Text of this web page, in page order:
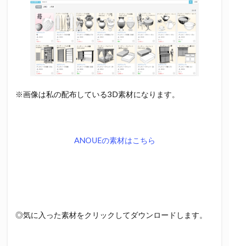
※画像は私の配布している3D素材になります。
ANOUEの素材はこちら
◎気に入った素材をクリックしてダウンロードします。